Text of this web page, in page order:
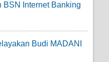
BSN Internet Banking
Budi MADANI